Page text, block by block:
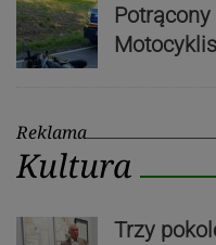
Reklama
Kultura
Trzy